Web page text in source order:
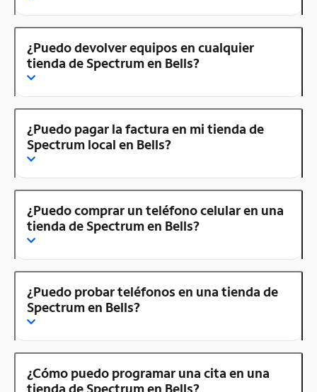
¿Puedo devolver equipos en cualquier
tienda de Spectrum en Bells?
¿Puedo pagar la factura en mi tienda de
Spectrum local en Bells?
¿Puedo comprar un teléfono celular en una
tienda de Spectrum en Bells?
¿Puedo probar teléfonos en una tienda de
Spectrum en Bells?
¿Cómo puedo programar una cita en una
tienda de Spectrum en Bells?